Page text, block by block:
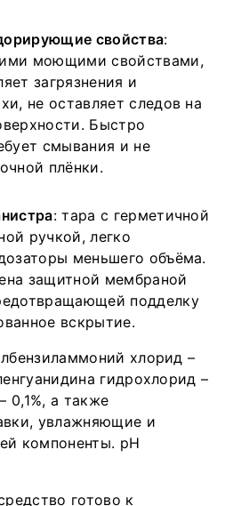
свойства:
моющими свойствами,
загрязнения и
не оставляет следов на
Быстро
смывания и не
плёнки.
: тара с герметичной
ручкой, легко
меньшего объёма.
защитной мембраной
подделку
вскрытие.
хлорид –
гидрохлорид –
0,1%, а также
увлажняющие и
компоненты. pH
готово к